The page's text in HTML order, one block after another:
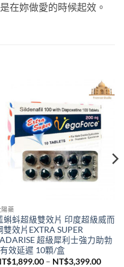
在妳做愛的時候起效。
陽藥
蝌蚪超級雙效片 印度超級威而
雙效片EXTRA SUPER
超級犀利士強力助勃
效延遲 10顆/盒
1,899.00 – NT$3,399.00價